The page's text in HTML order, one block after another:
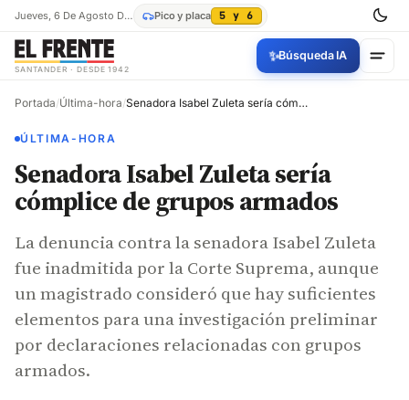
Jueves, 6 De Agosto De 2026 Pico y placa 5 y 6
SANTANDER · DESDE 1942
✨Búsqueda IA
Portada/Última-hora/ Senadora Isabel Zuleta sería cómplice de grupos armados
ÚLTIMA-HORA
Senadora Isabel Zuleta sería
cómplice de grupos armados
La denuncia contra la senadora Isabel Zuleta
fue inadmitida por la Corte Suprema, aunque
un magistrado consideró que hay suficientes
elementos para una investigación preliminar
por declaraciones relacionadas con grupos
armados.